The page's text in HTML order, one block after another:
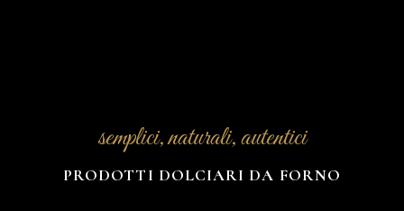
semplici, naturali, autentici
PRODOTTI DOLCIARI DA FORNO